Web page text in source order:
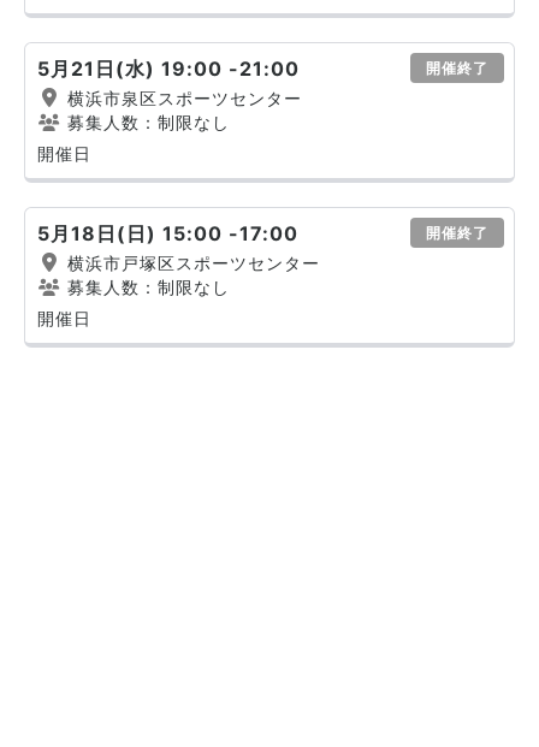
5月21日(水) 19:00 -21:00 開催終了
横浜市泉区スポーツセンター
募集人数：制限なし
開催日
5月18日(日) 15:00 -17:00 開催終了
横浜市戸塚区スポーツセンター
募集人数：制限なし
開催日